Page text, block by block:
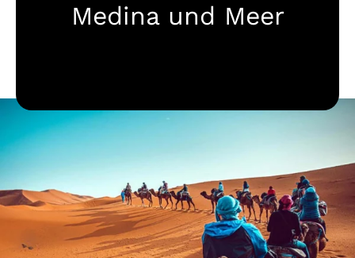
Destinationen
Anfragen
Medina und Meer